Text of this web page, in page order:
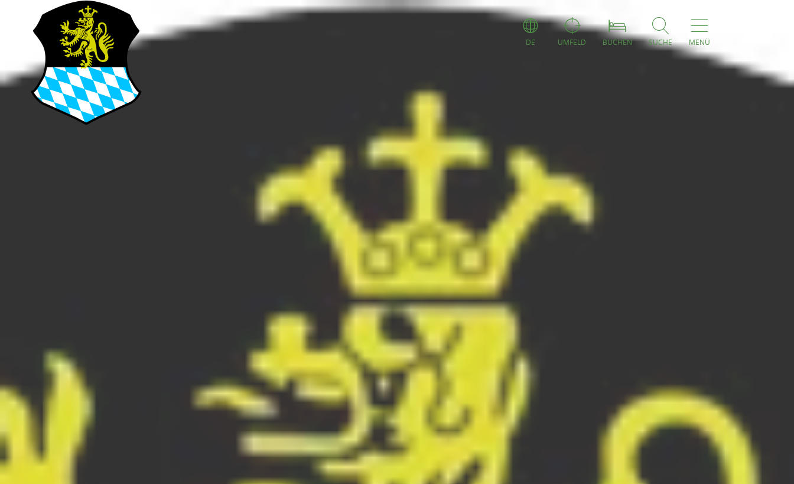
DE UMFELD BUCHEN SUCHE MENÜ